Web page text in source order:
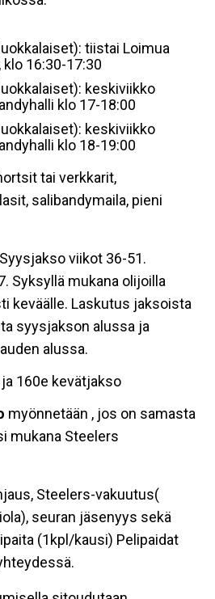
tiistai Loimua
klo 16:30-17:30
keskiviikko
klo 17-18:00
keskiviikko
klo 18-19:00
tai verkkarit,
salibandymaila, pieni
viikot 36-51.
Syksyllä mukana olijoilla
keväälle. Laskutus jaksoista
syysjakson alussa ja
alussa.
160e kevätjakso
myönnetään , jos on samasta
mukana Steelers
Steelers-vakuutus(
seuran jäsenyys sekä
(1kpl/kausi) Pelipaidat